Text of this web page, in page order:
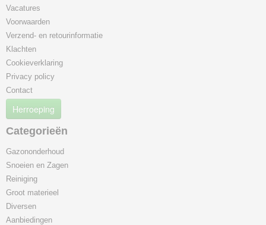
Vacatures
Voorwaarden
Verzend- en retourinformatie
Klachten
Cookieverklaring
Privacy policy
Contact
Herroeping
Categorieën
Gazononderhoud
Snoeien en Zagen
Reiniging
Groot materieel
Diversen
Aanbiedingen